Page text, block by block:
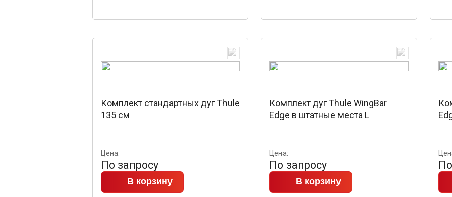
Комплект стандартных дуг Thule
135 см
Цена:
По запросу
В корзину
Комплект дуг Thule WingBar
Edge в штатные места L
Цена:
По запросу
В корзину